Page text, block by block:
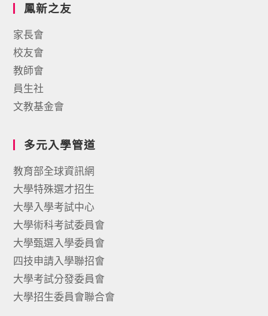
鳳新之友
家長會
校友會
教師會
員生社
文教基金會
多元入學管道
教育部全球資訊網
大學特殊選才招生
大學入學考試中心
大學術科考試委員會
大學甄選入學委員會
四技申請入學聯招會
大學考試分發委員會
大學招生委員會聯合會